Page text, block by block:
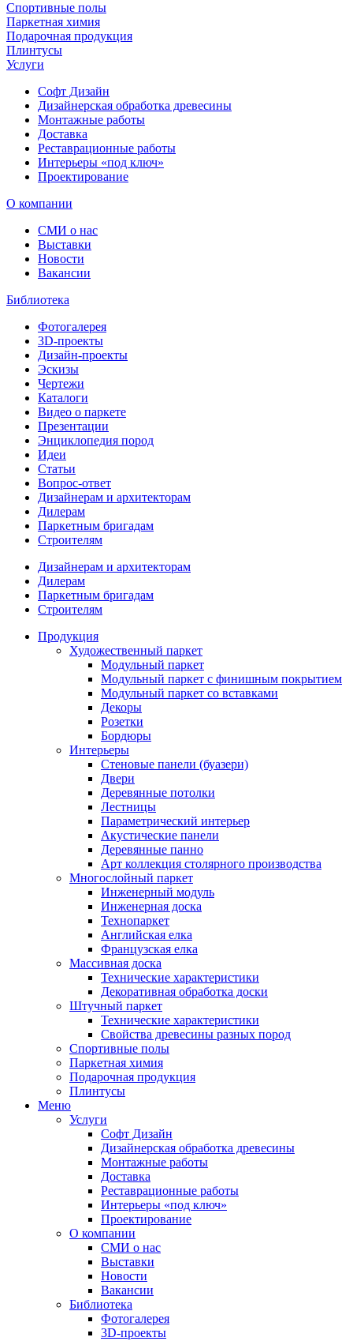
Спортивные полы
Паркетная химия
Подарочная продукция
Плинтусы
Услуги
Софт Дизайн
Дизайнерская обработка древесины
Монтажные работы
Доставка
Реставрационные работы
Интерьеры «под ключ»
Проектирование
О компании
СМИ о нас
Выставки
Новости
Вакансии
Библиотека
Фотогалерея
3D-проекты
Дизайн-проекты
Эскизы
Чертежи
Каталоги
Видео о паркете
Презентации
Энциклопедия пород
Идеи
Статьи
Вопрос-ответ
Дизайнерам и архитекторам
Дилерам
Паркетным бригадам
Строителям
Дизайнерам и архитекторам
Дилерам
Паркетным бригадам
Строителям
Продукция
Художественный паркет
Модульный паркет
Модульный паркет с финишным покрытием
Модульный паркет со вставками
Декоры
Розетки
Бордюры
Интерьеры
Стеновые панели (буазери)
Двери
Деревянные потолки
Лестницы
Параметрический интерьер
Акустические панели
Деревянные панно
Арт коллекция столярного производства
Многослойный паркет
Инженерный модуль
Инженерная доска
Технопаркет
Английская елка
Французская елка
Массивная доска
Технические характеристики
Декоративная обработка доски
Штучный паркет
Технические характеристики
Свойства древесины разных пород
Спортивные полы
Паркетная химия
Подарочная продукция
Плинтусы
Меню
Услуги
Софт Дизайн
Дизайнерская обработка древесины
Монтажные работы
Доставка
Реставрационные работы
Интерьеры «под ключ»
Проектирование
О компании
СМИ о нас
Выставки
Новости
Вакансии
Библиотека
Фотогалерея
3D-проекты